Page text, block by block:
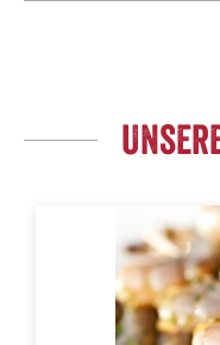
Produktgalerie